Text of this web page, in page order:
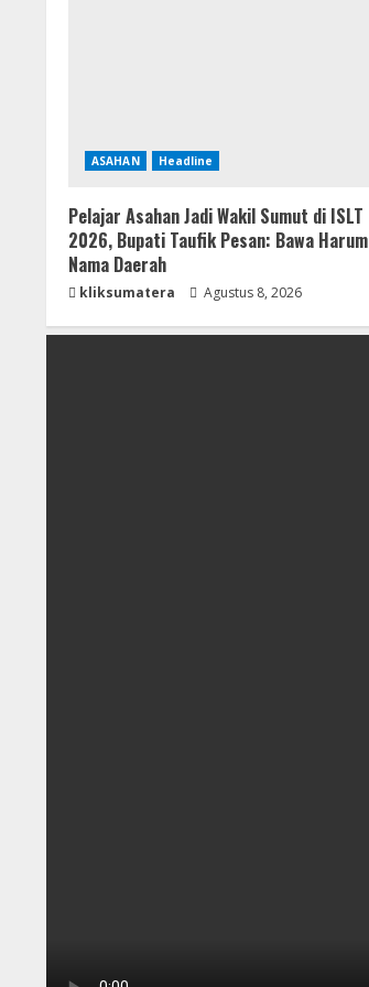
ASAHAN Headline
Pelajar Asahan Jadi Wakil Sumut di ISLT
2026, Bupati Taufik Pesan: Bawa Harum
Nama Daerah
kliksumatera Agustus 8, 2026